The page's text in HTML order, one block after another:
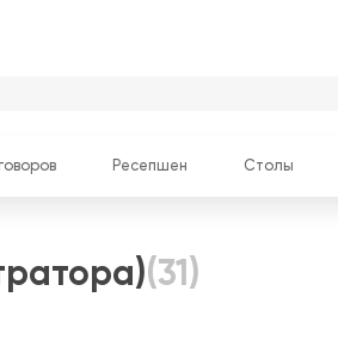
Ресепшен Столы
(31)